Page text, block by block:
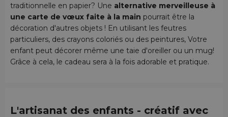
traditionnelle en papier? Une alternative merveilleuse à
une carte de vœux faite à la main pourrait être la
décoration d'autres objets ! En utilisant les feutres
particuliers, des crayons coloriés ou des peintures, Votre
enfant peut décorer même une taie d'oreiller ou un mug!
Grâce à cela, le cadeau sera à la fois adorable et pratique.
L'artisanat des enfants - créatif avec